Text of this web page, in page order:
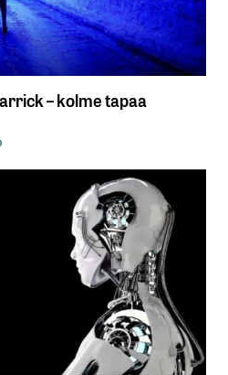
– kolme tapaa